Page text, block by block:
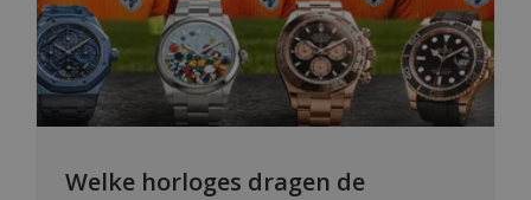
Welke horloges dragen de